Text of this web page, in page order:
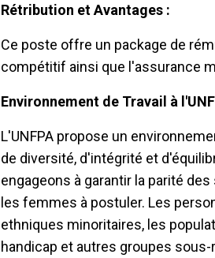
Rétribution et Avantages :
Ce poste offre un package de
compétitif ainsi que l'assurance
Environnement de Travail à
L'UNFPA propose un
de diversité, d'intégrité et
engageons à garantir la parité
les femmes à postuler. Les
ethniques minoritaires, les
handicap et autres groupes